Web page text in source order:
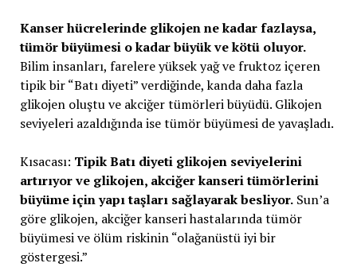
Kanser hücrelerinde glikojen ne kadar fazlaysa,
tümör büyümesi o kadar büyük ve kötü oluyor.
Bilim insanları, farelere yüksek yağ ve fruktoz içeren
tipik bir “Batı diyeti” verdiğinde, kanda daha fazla
glikojen oluştu ve akciğer tümörleri büyüdü. Glikojen
seviyeleri azaldığında ise tümör büyümesi de yavaşladı.
Kısacası: Tipik Batı diyeti glikojen seviyelerini
artırıyor ve glikojen, akciğer kanseri tümörlerini
büyüme için yapı taşları sağlayarak besliyor.Sun’a
göre glikojen, akciğer kanseri hastalarında tümör
büyümesi ve ölüm riskinin “olağanüstü iyi bir
göstergesi.”